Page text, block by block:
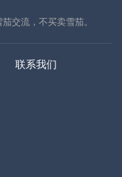
交流，不买卖雪茄。
联系我们